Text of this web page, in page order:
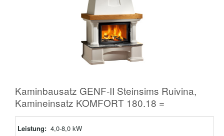
Kaminbausatz GENF-II Steinsims Ruivina,
Kamineinsatz KOMFORT 180.18 =
Leistung: 4,0-8,0 kW